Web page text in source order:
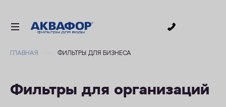
ДЛЯ ВАННОЙ
ГЛАВНАЯ ФИЛЬТРЫ ДЛЯ БИЗНЕСА
Фильтры для организаций